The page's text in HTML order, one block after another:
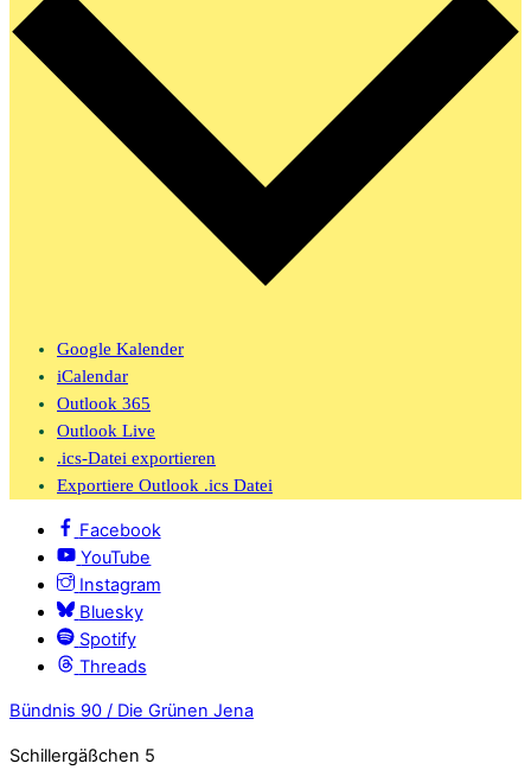
Google Kalender
iCalendar
Outlook 365
Outlook Live
.ics-Datei exportieren
Exportiere Outlook .ics Datei
Facebook
YouTube
Instagram
Bluesky
Spotify
Threads
Bündnis 90 / Die Grünen Jena
Schillergäßchen 5